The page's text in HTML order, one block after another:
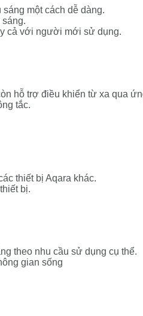
một cách dễ dàng.
cả với người mới sử dụng.
hỗ trợ điều khiển từ xa qua
tắc.
thiết bị Aqara khác.
bị.
theo nhu cầu sử dụng cụ thể.
gian sống